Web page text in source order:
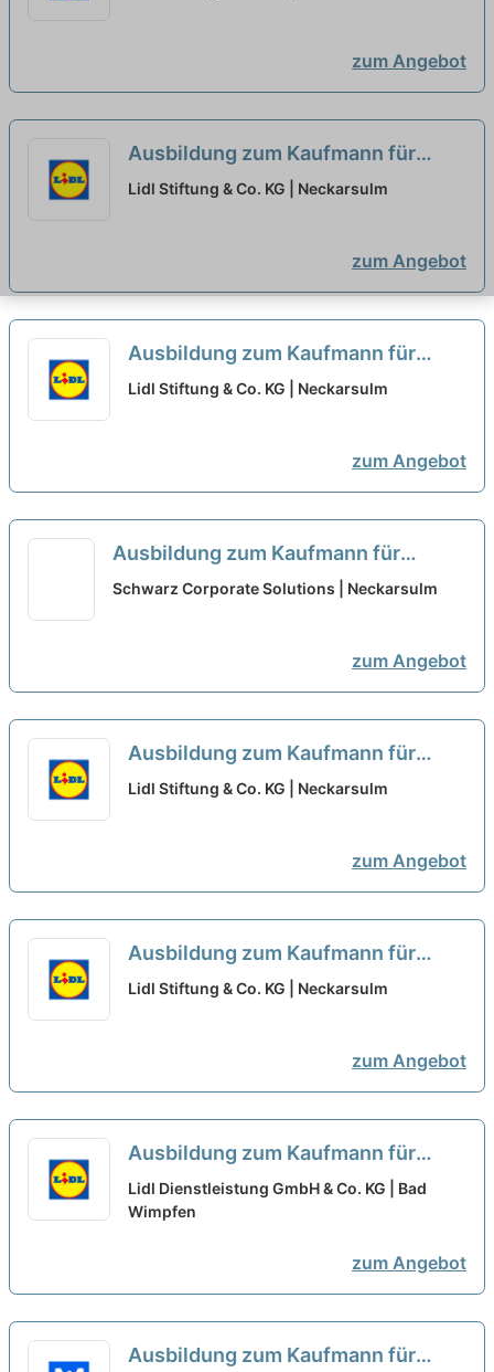
zum Angebot
Ausbildung zum Kaufmann für
Büromanagement - Schwerpunkt
Lidl Stiftung & Co. KG | Neckarsulm
zum Angebot
Ausbildung zum Kaufmann für
Büromanagement - Schwerpunkt
Lidl Stiftung & Co. KG | Neckarsulm
zum Angebot
Ausbildung zum Kaufmann für
Büromanagement 2027 (m/w/d) neu
Schwarz Corporate Solutions | Neckarsulm
zum Angebot
Ausbildung zum Kaufmann für
Büromanagement - Schwerpunkt
Lidl Stiftung & Co. KG | Neckarsulm
zum Angebot
Ausbildung zum Kaufmann für
Büromanagement - Schwerpunkt
Lidl Stiftung & Co. KG | Neckarsulm
zum Angebot
Ausbildung zum Kaufmann für
Büromanagement 2027 (m/w/d)
neu
Lidl Dienstleistung GmbH & Co. KG | Bad
Wimpfen
zum Angebot
Ausbildung zum Kaufmann für